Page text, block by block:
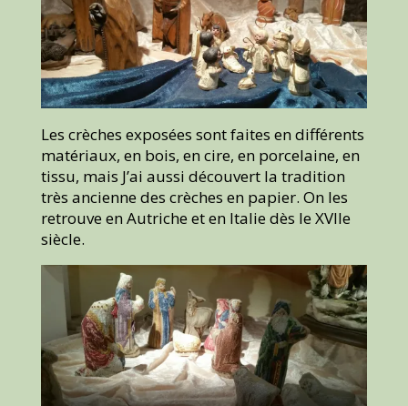
Les crèches exposées sont faites en différents
matériaux, en bois, en cire, en porcelaine, en
tissu, mais J’ai aussi découvert la tradition
très ancienne des crèches en papier. On les
retrouve en Autriche et en Italie dès le XVIIe
siècle.